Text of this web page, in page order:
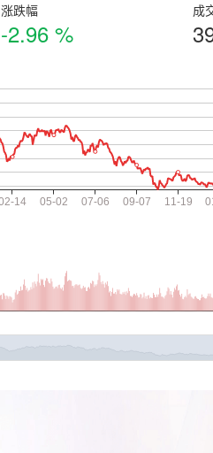
涨跌幅
-2.96 %
成